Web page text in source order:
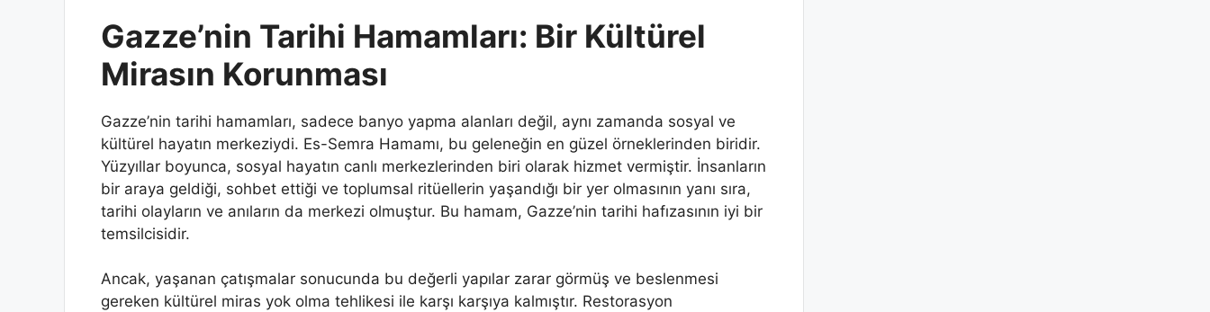
Gazze’nin Tarihi Hamamları: Bir Kültürel
Mirasın Korunması
Gazze’nin tarihi hamamları, sadece banyo yapma alanları değil, aynı zamanda sosyal ve
kültürel hayatın merkeziydi. Es-Semra Hamamı, bu geleneğin en güzel örneklerinden biridir.
Yüzyıllar boyunca, sosyal hayatın canlı merkezlerinden biri olarak hizmet vermiştir. İnsanların
bir araya geldiği, sohbet ettiği ve toplumsal ritüellerin yaşandığı bir yer olmasının yanı sıra,
tarihi olayların ve anıların da merkezi olmuştur. Bu hamam, Gazze’nin tarihi hafızasının iyi bir
temsilcisidir.
Ancak, yaşanan çatışmalar sonucunda bu değerli yapılar zarar görmüş ve beslenmesi
gereken kültürel miras yok olma tehlikesi ile karşı karşıya kalmıştır. Restorasyon